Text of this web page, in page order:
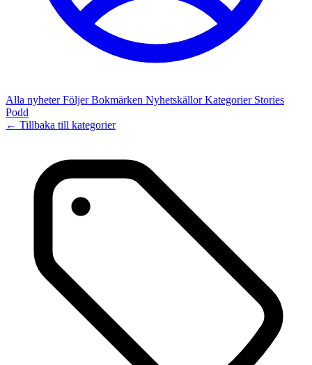
Alla nyheterFöljerBokmärken NyhetskällorKategorier Stories
Podd
← Tillbaka till kategorier